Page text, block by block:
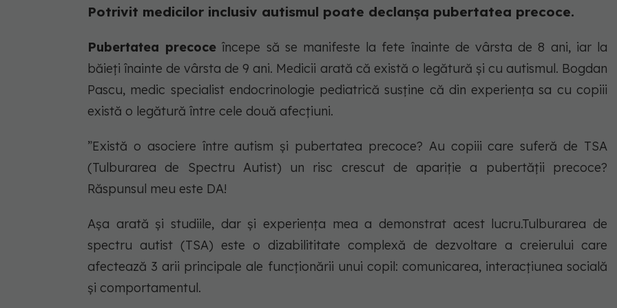
Potrivit medicilor inclusiv autismul poate declanșa pubertatea precoce.
Pubertatea precoce începe să se manifeste la fete înainte de vârsta de 8 ani, iar la
băieți înainte de vârsta de 9 ani. Medicii arată că există o legătură și cu autismul. Bogdan
Pascu, medic specialist endocrinologie pediatrică susține că din experiența sa cu copiii
există o legătură între cele două afecțiuni.
”Există o asociere între autism și pubertatea precoce? Au copiii care suferă de TSA
(Tulburarea de Spectru Autist) un risc crescut de apariție a pubertății precoce?
Răspunsul meu este DA!
Așa arată și studiile, dar și experiența mea a demonstrat acest lucru.Tulburarea de
spectru autist (TSA) este o dizabilititate complexă de dezvoltare a creierului care
afectează 3 arii principale ale funcționării unui copil: comunicarea, interacțiunea socială
și comportamentul.